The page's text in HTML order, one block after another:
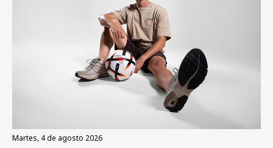
martes, 4 de agosto 2026